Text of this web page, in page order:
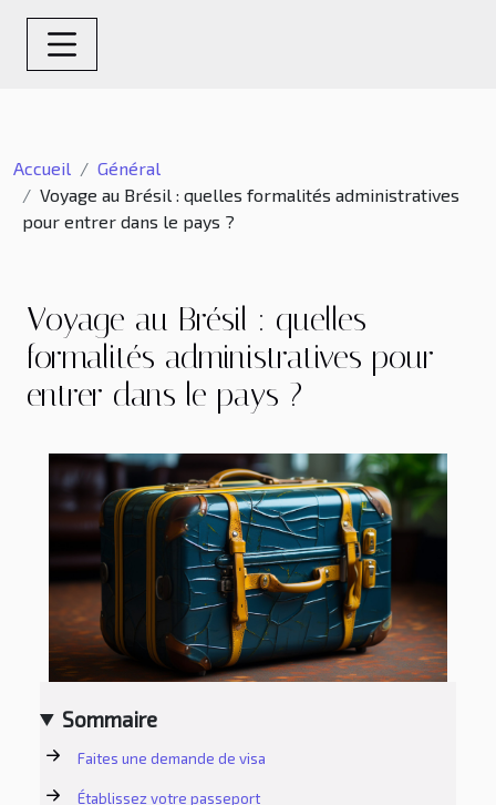
Accueil
Général
Voyage au Brésil : quelles formalités administratives
pour entrer dans le pays ?
Voyage au Brésil : quelles
formalités administratives pour
entrer dans le pays ?
Sommaire
Faites une demande de visa
Établissez votre passeport